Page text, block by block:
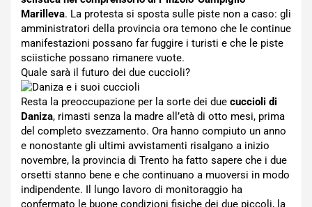
Marilleva. La protesta si sposta sulle piste non a caso: gli
amministratori della provincia ora temono che le continue
manifestazioni possano far fuggire i turisti e che le piste
sciistiche possano rimanere vuote.
Quale sarà il futuro dei due cuccioli?
Resta la preoccupazione per la sorte dei due cuccioli di
Daniza, rimasti senza la madre all’età di otto mesi, prima
del completo svezzamento. Ora hanno compiuto un anno
e nonostante gli ultimi avvistamenti risalgano a inizio
novembre, la provincia di Trento ha fatto sapere che i due
orsetti stanno bene e che continuano a muoversi in modo
indipendente. Il lungo lavoro di monitoraggio ha
confermato le buone condizioni fisiche dei due piccoli, la